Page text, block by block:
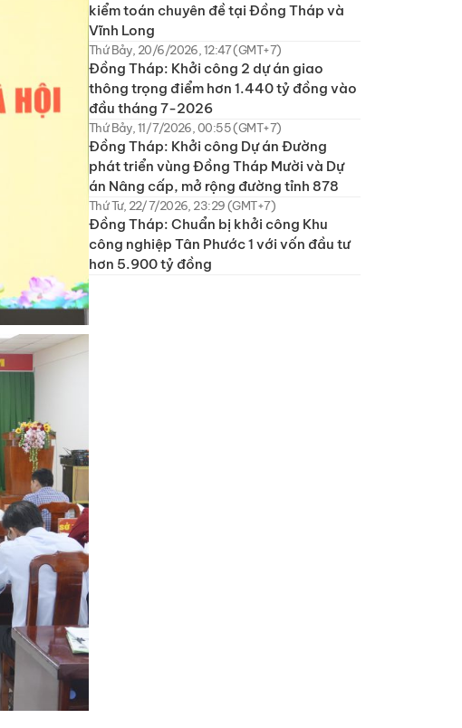
kiểm toán chuyên đề tại Đồng Tháp và
Vĩnh Long
Thứ Bảy, 20/6/2026, 12:47 (GMT+7)
Đồng Tháp: Khởi công 2 dự án giao
thông trọng điểm hơn 1.440 tỷ đồng vào
đầu tháng 7-2026
Thứ Bảy, 11/7/2026, 00:55 (GMT+7)
Đồng Tháp: Khởi công Dự án Đường
phát triển vùng Đồng Tháp Mười và Dự
án Nâng cấp, mở rộng đường tỉnh 878
Thứ Tư, 22/7/2026, 23:29 (GMT+7)
Đồng Tháp: Chuẩn bị khởi công Khu
công nghiệp Tân Phước 1 với vốn đầu tư
hơn 5.900 tỷ đồng